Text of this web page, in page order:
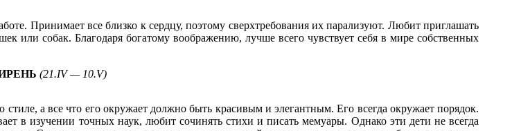
Принимает все близко к сердцу, поэтому сверхтребования их парализуют. Любит приглашать
или собак. Благодаря богатому воображению, лучше всего чувствует себя в мире собственных
(21.IV — 10.V)
а все что его окружает должно быть красивым и элегантным. Его всегда окружает порядок.
в изучении точных наук, любит сочинять стихи и писать мемуары. Однако эти дети не всегда